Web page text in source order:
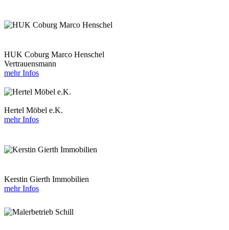
HUK Coburg Marco Henschel
Vertrauensmann
mehr Infos
Hertel Möbel e.K.
mehr Infos
Kerstin Gierth Immobilien
mehr Infos